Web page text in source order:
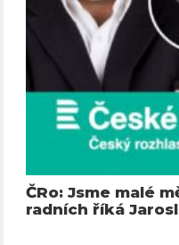
ČRo: Jsme malé
radních říká